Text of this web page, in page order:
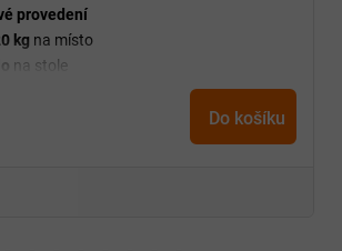
provedení
kg na místo
na stole
Do košíku